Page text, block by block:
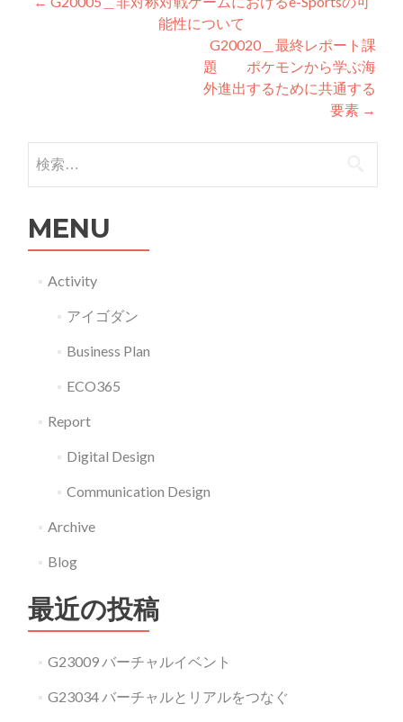
投稿ナビゲーション
能性について
G20020＿最終レポート課
題 ポケモンから学ぶ海
外進出するために共通する
要素 →
検索:
MENU
Activity
アイゴダン
Business Plan
ECO365
Report
Digital Design
Communication Design
Archive
Blog
最近の投稿
G23009 バーチャルイベント
G23034 バーチャルとリアルをつなぐ